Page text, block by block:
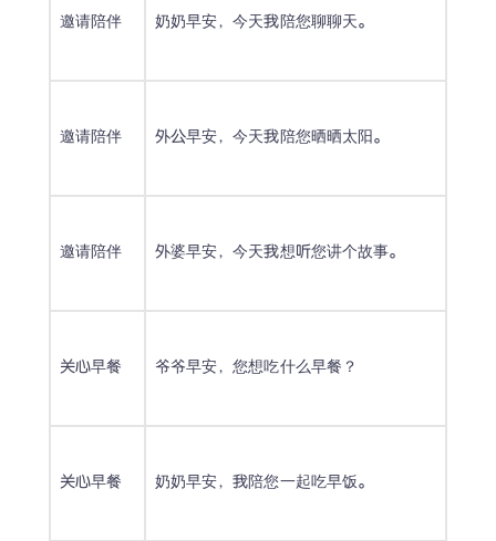
邀请陪伴 奶奶早安，今天我陪您聊聊天。
邀请陪伴 外公早安，今天我陪您晒晒太阳。
邀请陪伴 外婆早安，今天我想听您讲个故事。
关心早餐 爷爷早安，您想吃什么早餐？
关心早餐 奶奶早安，我陪您一起吃早饭。